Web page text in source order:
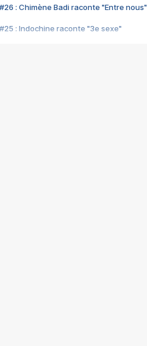
#26 : Chimène Badi raconte "Entre nous"
#25 : Indochine raconte "3e sexe"